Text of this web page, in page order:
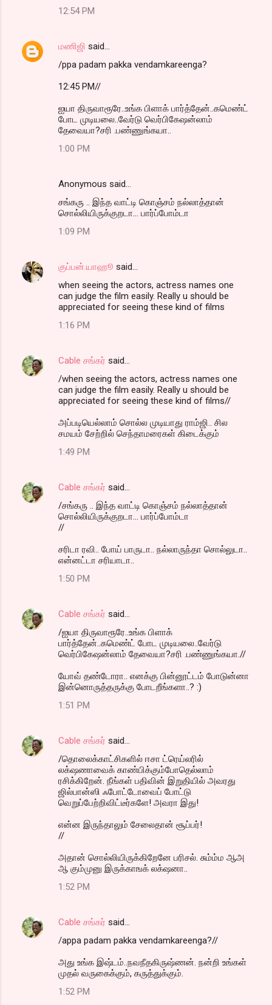
12:54 PM
மணிஜி said…
/ppa padam pakka vendamkareenga?
12:45 PM//
ஐயா திருவாரூரே..உங்க பிளாக் பார்த்தேன்..கமெண்ட்
போட முடியலை..வேர்டு வெர்பிகேஷன்லாம்
தேவையா?சரி .பண்ணுங்கயா..
1:00 PM
Anonymous said…
சங்கரு .. இந்த வாட்டி கொஞ்சம் நல்லாத்தான்
சொல்லியிருக்குறடா... பார்ப்போம்டா
1:09 PM
குப்பன்.யாஹூ said…
when seeing the actors, actress names one
can judge the film easily. Really u should be
appreciated for seeing these kind of films
1:16 PM
Cable சங்கர் said…
/when seeing the actors, actress names one
can judge the film easily. Really u should be
appreciated for seeing these kind of films//
அப்படியெல்லாம் சொல்ல முடியாது ராம்ஜி.. சில
சமயம் சேற்றில் செந்தாமரைகள் கிடைக்கும்
1:49 PM
Cable சங்கர் said…
/சங்கரு .. இந்த வாட்டி கொஞ்சம் நல்லாத்தான்
சொல்லியிருக்குறடா... பார்ப்போம்டா
//
சரிடா ரவி.. போய் பாருடா.. நல்லாருந்தா சொல்லுடா..
என்னட்டா சரியாடா..
1:50 PM
Cable சங்கர் said…
/ஐயா திருவாரூரே..உங்க பிளாக்
பார்த்தேன்..கமெண்ட் போட முடியலை..வேர்டு
வெர்பிகேஷன்லாம் தேவையா?சரி .பண்ணுங்கயா.//
யோவ் தண்டோரா.. எனக்கு பின்னூட்டம் போடுன்னா
இன்னொருத்தருக்கு போடறீங்களா..? :)
1:51 PM
Cable சங்கர் said…
/தொலைக்காட்சிகளில் ஈசா ட்ரெய்லரில்
லக்‌ஷணாவைக் காண்பிக்கும்போதெல்லாம்
ரசிக்கிறேன். நீங்கள் பதிவின் இறுதியில் அவரது
ஜில்பான்ஸி ஃபோட்டோவைப் போட்டு
வெறுப்பேற்றிவிட்டீர்களே! அவரா இது!
என்ன இருந்தாலும் சேலைதான் சூப்பர்!
//
அதான் சொல்லியிருக்கிறேனே பரிசல். சும்ம்ம ஆஅ
ஆ கும்முனு இருக்காஙக் லக்‌ஷனா..
1:52 PM
Cable சங்கர் said…
/appa padam pakka vendamkareenga?//
அது உங்க இஷ்டம்..நவநீதகிருஷ்ணன். நன்றி உங்கள்
முதல் வருகைக்கும், கருத்துக்கும்.
1:52 PM